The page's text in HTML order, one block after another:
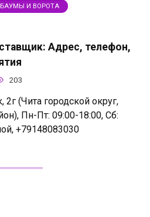
И ВОРОТА
Адрес, телефон,
203
(Чита городской округ,
Пн-Пт: 09:00-18:00, Сб:
+79148083030